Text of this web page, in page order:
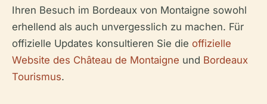
Ihren Besuch im Bordeaux von Montaigne sowohl
erhellend als auch unvergesslich zu machen. Für
offizielle Updates konsultieren Sie die offizielle
Website des Château de Montaigne und Bordeaux
Tourismus.